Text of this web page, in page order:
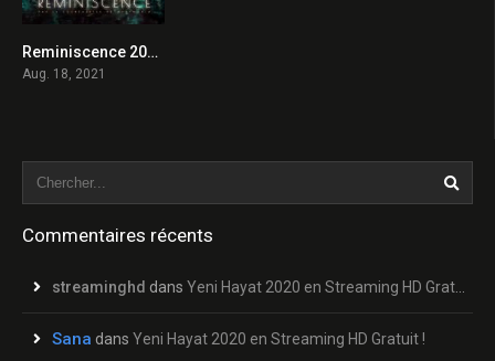
0
Reminiscence 2021 en Streaming HD Gratuit !
Aug. 18, 2021
Commentaires récents
streaminghd dans Yeni Hayat 2020 en Streaming HD Gratuit !
Sana dans Yeni Hayat 2020 en Streaming HD Gratuit !